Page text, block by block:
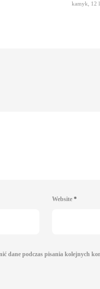
kamyk 12
Website*
dane podczas pisania kolejnych